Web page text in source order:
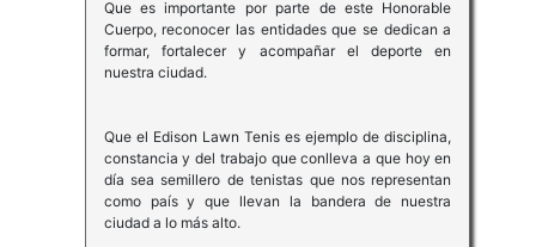
Que es importante por parte de este Honorable
Cuerpo, reconocer las entidades que se dedican a
formar, fortalecer y acompañar el deporte en
nuestra ciudad.
Que el Edison Lawn Tenis es ejemplo de disciplina,
constancia y del trabajo que conlleva a que hoy en
día sea semillero de tenistas que nos representan
como país y que llevan la bandera de nuestra
ciudad a lo más alto.